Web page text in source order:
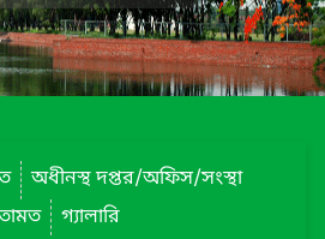
অধীনস্থ দপ্তর/অফিস/সংস্থা
গ্যালারি